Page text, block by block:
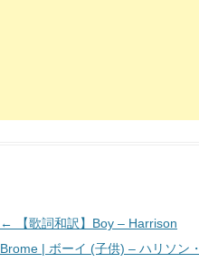
投
稿
←
【歌詞和訳】Boy – Harrison
Brome | ボーイ (子供) – ハリソン・